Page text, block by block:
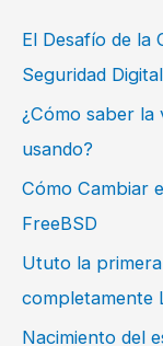
El Desafío de la
Seguridad Digital
¿Cómo saber la
usando?
Cómo Cambiar
FreeBSD
Ututo la
completamente
Nacimiento del